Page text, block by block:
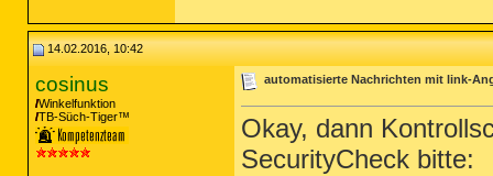
14.02.2016, 10:42
cosinus
Winkelfunktion
TB-Süch-Tiger™
automatisierte Nachrichten mit link-
Okay, dann
SecurityCheck bitte: